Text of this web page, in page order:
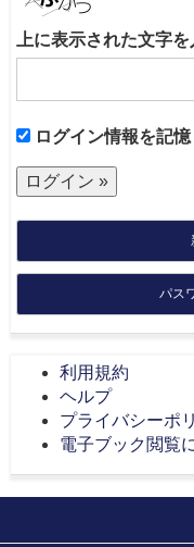
上に表示された文字
ログイン情報を記憶
パス
利用規約
ヘルプ
プライバシーポ
電子ブック閲覧